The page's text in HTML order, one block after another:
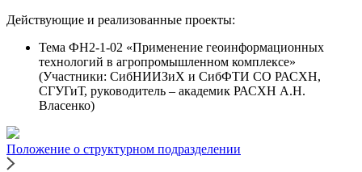
Действующие и реализованные проекты:
Тема ФН2-1-02 «Применение геоинформационных
технологий в агропромышленном комплексе»
(Участники: СибНИИЗиХ и СибФТИ СО РАСХН,
СГУГиТ, руководитель – академик РАСХН А.Н.
Власенко)
Положение о структурном подразделении